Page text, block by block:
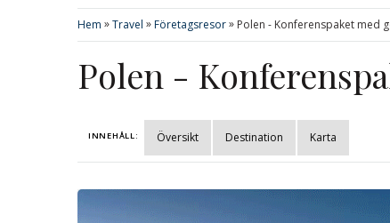
Hem »Travel »Företagsresor» Polen - Konferenspaket med
Polen -
INNEHÅLL: Översikt Destination Karta